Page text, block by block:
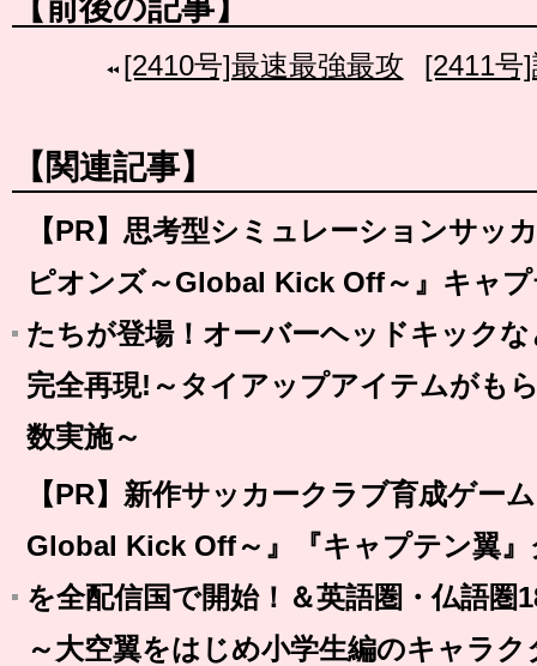
[2410号]最速最強最攻 [2411号
【関連記事】
【PR】思考型シミュレーションサッ
ピオンズ～Global Kick Off～』キャ
たちが登場！オーバーヘッドキック
完全再現!～タイアップアイテムがも
数実施～
【PR】新作サッカークラブ育成ゲー
Global Kick Off～』『キャプテン翼
を全配信国で開始！＆英語圏・仏語圏
～大空翼をはじめ小学生編のキャラ